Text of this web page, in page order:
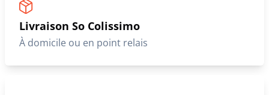
Livraison So Colissimo
À domicile ou en point relais